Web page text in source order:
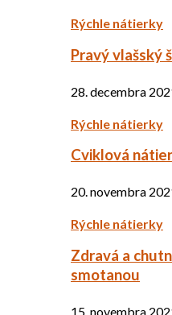
Rýchle nátierky
Pravý vlašský
28. decembra
Rýchle nátierky
Cviklová
20. novembra
Rýchle nátierky
Zdravá a
smotanou
15. novembra